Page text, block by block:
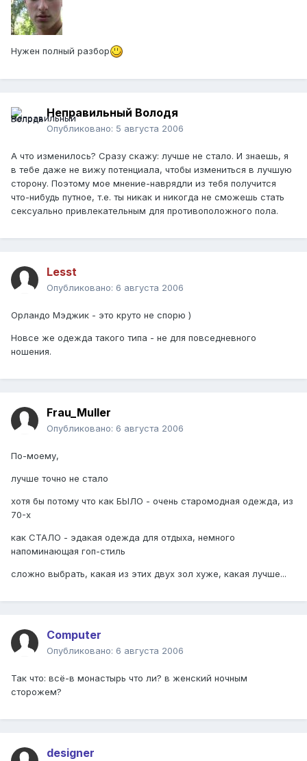
Нужен полный разбор
Неправильный Володя
Опубликовано: 5 августа 2006
А что изменилось? Сразу скажу: лучше не стало. И знаешь, я
в тебе даже не вижу потенциала, чтобы измениться в лучшую
сторону. Поэтому мое мнение-наврядли из тебя получится
что-нибудь путное, т.е. ты никак и никогда не сможешь стать
сексуально привлекательным для противоположного пола.
Lesst
Опубликовано: 6 августа 2006
Орландо Мэджик - это круто не спорю )
Новсе же одежда такого типа - не для повседневного
ношения.
Frau_Muller
Опубликовано: 6 августа 2006
По-моему,
лучше точно не стало
хотя бы потому что как БЫЛО - очень старомодная одежда, из
70-х
как СТАЛО - эдакая одежда для отдыха, немного
напоминающая гоп-стиль
сложно выбрать, какая из этих двух зол хуже, какая лучше...
Computer
Опубликовано: 6 августа 2006
Так что: всё-в монастырь что ли? в женский ночным
сторожем?
designer